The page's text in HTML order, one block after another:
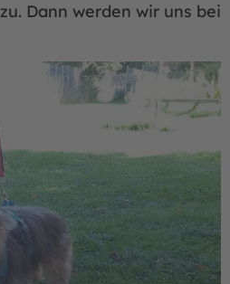
zu. Dann werden wir uns bei